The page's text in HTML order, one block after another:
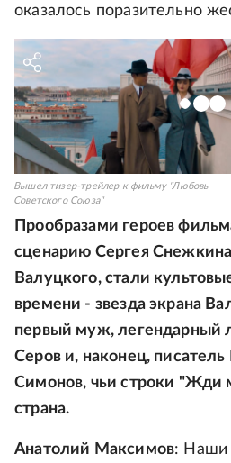
оказалось поразительно
Вышел тизер-трейлер к фильму "Любовь
Советского Союза"
Прообразами героев
сценарию Сергея
Валуцкого, стали
времени - звезда экрана
первый муж, легендарный
Серов и, наконец, писатель
Симонов, чьи строки "Жди
страна.
Анатолий Максимов: Наши